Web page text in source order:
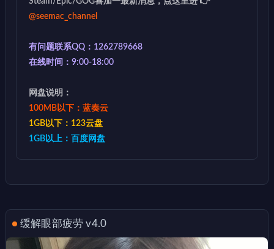
@seemac_channel
有问题联系QQ：1262789668
在线时间：9:00-18:00
网盘说明：
100MB以下：蓝奏云
1GB以下：123云盘
1GB以上：百度网盘
缓解眼部疲劳 v4.0